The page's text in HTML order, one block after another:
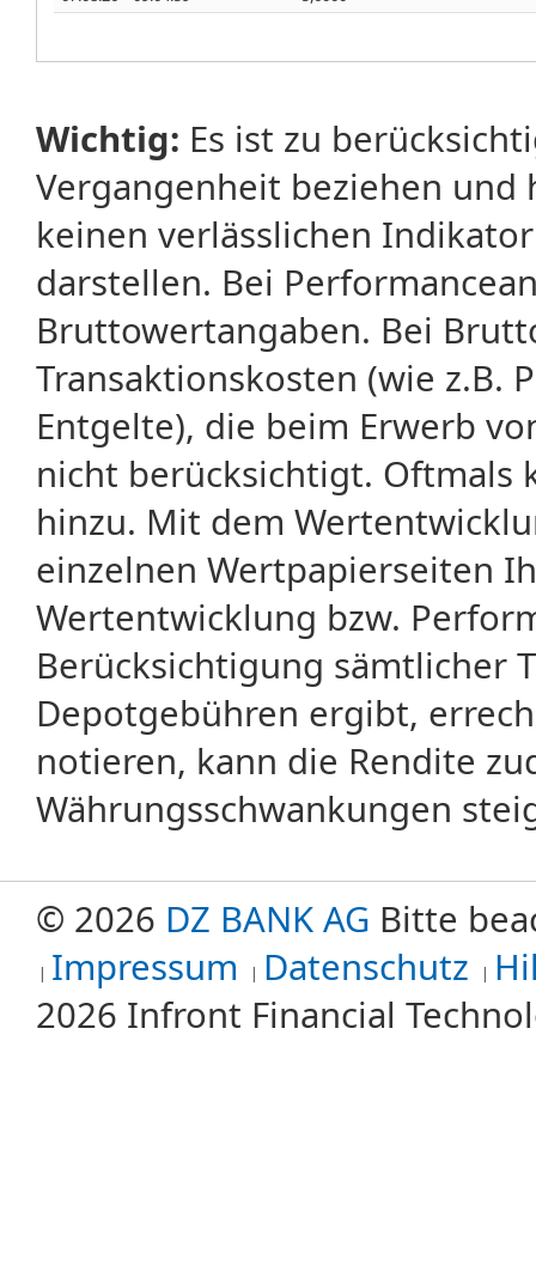
Wichtig: Es ist zu
Vergangenheit beziehen
keinen verlässlichen
darstellen. Bei
Bruttowertangaben. Bei
Transaktionskosten (wie z.B.
Entgelte), die beim Erwerb
nicht berücksichtigt. Oftmals
hinzu. Mit dem
einzelnen Wertpapierseiten
Wertentwicklung bzw.
Berücksichtigung sämtlicher
Depotgebühren ergibt,
notieren, kann die Rendite
Währungsschwankungen
© 2026 DZ BANK AG Bitte
Impressum
Datenschutz
2026 Infront Financial